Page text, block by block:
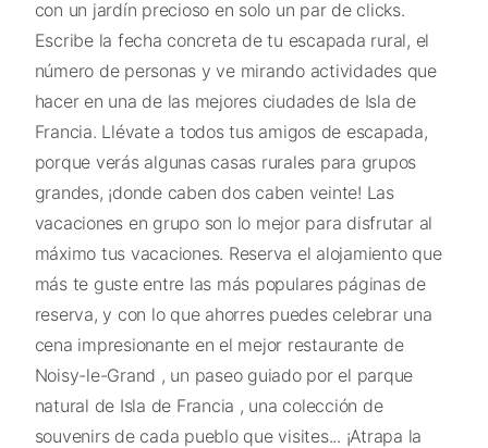
con un jardín precioso en solo un par de clicks.
Escribe la fecha concreta de tu escapada rural, el
número de personas y ve mirando actividades que
hacer en una de las mejores ciudades de Isla de
Francia. Llévate a todos tus amigos de escapada,
porque verás algunas casas rurales para grupos
grandes, ¡donde caben dos caben veinte! Las
vacaciones en grupo son lo mejor para disfrutar al
máximo tus vacaciones. Reserva el alojamiento que
más te guste entre las más populares páginas de
reserva, y con lo que ahorres puedes celebrar una
cena impresionante en el mejor restaurante de
Noisy-le-Grand , un paseo guiado por el parque
natural de Isla de Francia , una colección de
souvenirs de cada pueblo que visites... ¡Atrapa la